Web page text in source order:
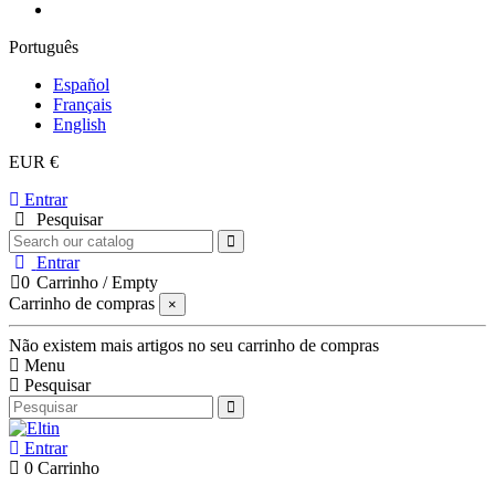
Português
Español
Français
English
EUR €
Entrar
Pesquisar
Entrar
0 Carrinho /Empty
Carrinho de compras
×
Não existem mais artigos no seu carrinho de compras
Menu
Pesquisar
Entrar
0 Carrinho